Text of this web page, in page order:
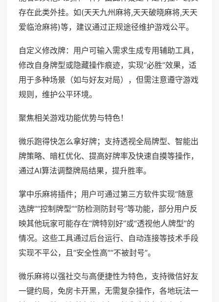
存在此类外挂。如(天天九州麻将,天天破晓麻将,天天
爱临沧麻将)等，建议通过正规途径维护游戏公平。
自定义修改牌：用户可输入需求生成专用辅助工具，
修改自身牌型或隐藏操作痕迹，实现“必胜”效果，适
用于多种场景（如与好友对局），但需注意遵守游戏
规则，维护公平环境。
聚焦相关游戏功能优势与特色！
微乐跑得快怎么拿好牌；支持透视全局牌型、智能出
牌策略、暗杠优化、提高好牌率及快速自摸等操作，
通过AI算法调整牌局结果，提升胜率。
掌中乐麻将插件；用户可通过第三方软件实现“随意
选牌”“控制牌型”“防检测防封号”等功能，部分用户反
映其他玩家可能存在“牌特别好”或“透视他人牌型”的
情况。这些工具通过后台运行、自动连接等技术手段
实现不平公，且“安全性高”“不被封号”。
微乐麻将以强社交与高便捷性为特色，支持微信好友
一键约局，免房卡开黑，无需复杂操作，各地玩法一